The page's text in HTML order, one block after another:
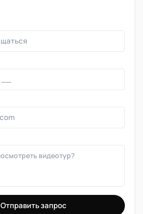
Отправить запрос